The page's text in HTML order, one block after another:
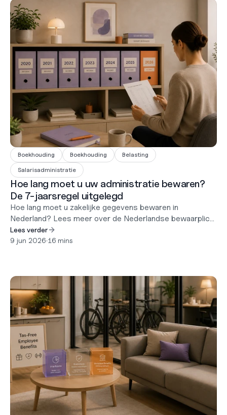
Boekhouding Boekhouding
Belasting
Salarisadministratie
Hoe lang moet u uw administratie bewaren?
De 7-jaarsregel uitgelegd
Hoe lang moet u zakelijke gegevens bewaren in
Nederland? Lees meer over de Nederlandse bewaarplicht
van 7 jaar, de uitzonderingen van 10 jaar, de vereisten
voor digitale opsla.
Lees verder
9 jun 2026•16 mins